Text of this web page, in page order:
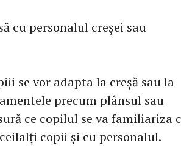
cu personalul creșei sau
se vor adapta la creșă sau la
precum plânsul sau
ce copilul se va familiariza
copii și cu personalul.